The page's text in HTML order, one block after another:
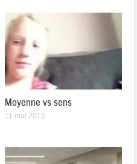
Moyenne vs sens
11 mai 2015